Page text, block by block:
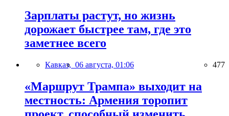
Зарплаты растут, но жизнь
дорожает быстрее там, где это
заметнее всего
Кавказ, 06 августа, 01:06 477
«Маршрут Трампа» выходит на
местность: Армения торопит